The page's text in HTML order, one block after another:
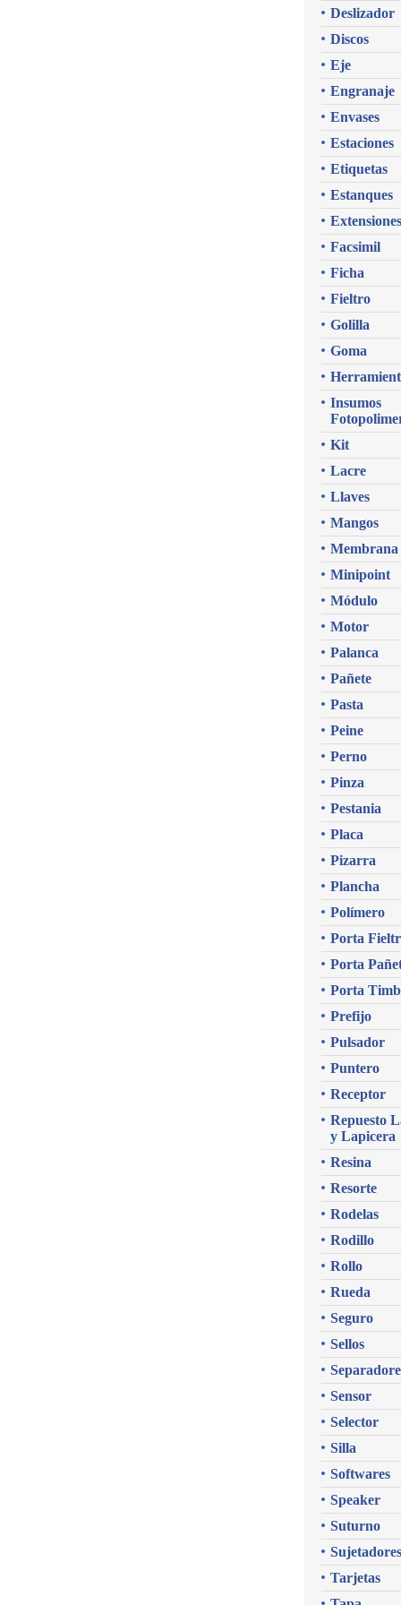
Deslizador
Discos
Eje
Engranaje
Envases
Estaciones
Etiquetas
Estanques
Extensiones
Facsimil
Ficha
Fieltro
Golilla
Goma
Insumos
Kit
Lacre
Llaves
Mangos
Membrana
Minipoint
Módulo
Motor
Palanca
Pañete
Pasta
Peine
Perno
Pinza
Pestania
Placa
Pizarra
Plancha
Polímero
Porta
Porta
Porta
Prefijo
Pulsador
Puntero
Receptor
Repuesto
y Lapicera
Resina
Resorte
Rodelas
Rodillo
Rollo
Rueda
Seguro
Sellos
Sensor
Selector
Silla
Softwares
Speaker
Suturno
Sujetadores
Tarjetas